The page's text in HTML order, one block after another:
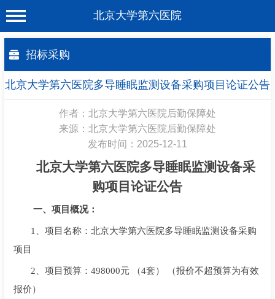
北京大学第六医院
医院概况
科室介绍
专家介绍
就诊服务
科学研究
合作支援
招标采购
北京大学第六医院多导睡眠监测设备采购项目论证公告
作者：北京大学第六医院后勤保障处
来源：北京大学第六医院后勤保障处
发布时间：2025-12-11
北京大学第六医院多导睡眠监测设备采
购项目论证公告
一、项目概况：
1、项目名称：北京大学第六医院多导睡眠监测设备采购
项目
2、项目预算： 498000元 （4套）
（报价不超预算为有效
报价）